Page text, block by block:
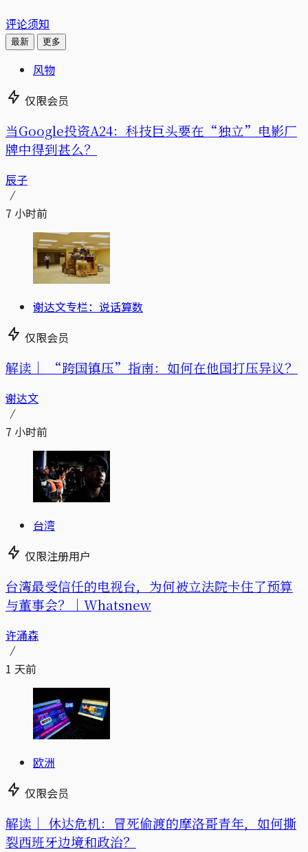
评论须知
最新 更多
风物
仅限会员
当Google投资A24：科技巨头要在“独立”电影厂
牌中得到甚么？
辰子
7 小时前
谢达文专栏：说话算数
仅限会员
解读｜ “跨国镇压”指南：如何在他国打压异议？
谢达文
7 小时前
台湾
仅限注册用户
台湾最受信任的电视台，为何被立法院卡住了预算
与董事会？｜Whatsnew
许涌森
1 天前
欧洲
仅限会员
解读｜ 休达危机：冒死偷渡的摩洛哥青年，如何撕
裂西班牙边境和政治？